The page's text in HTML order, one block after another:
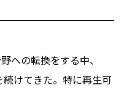
への転換をする中、
けてきた。特に再生可